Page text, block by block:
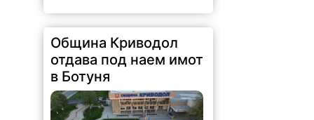
Община Криводол
отдава под наем имот
в Ботуня